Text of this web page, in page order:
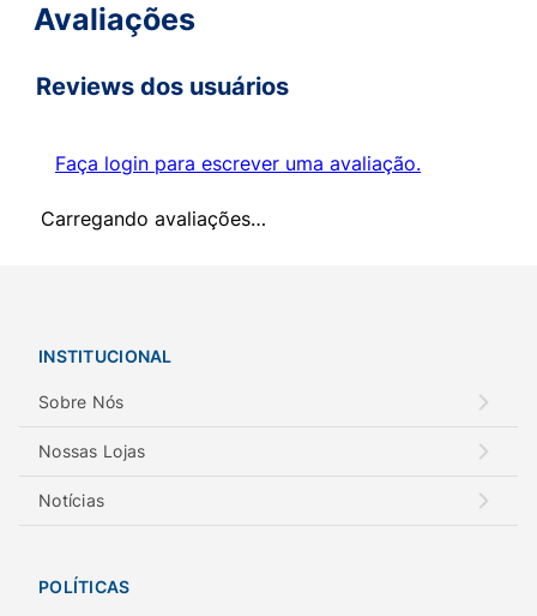
Avaliações
Reviews dos usuários
Faça login para escrever uma avaliação.
Carregando avaliações…
INSTITUCIONAL
Sobre Nós
Nossas Lojas
Notícias
POLÍTICAS